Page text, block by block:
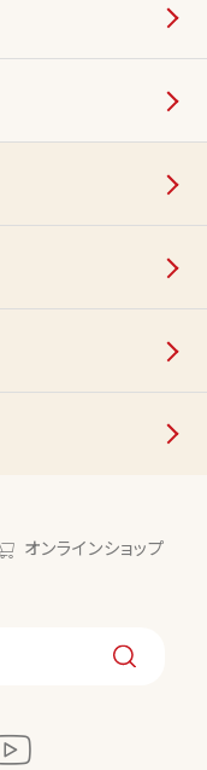
オンラインショップ